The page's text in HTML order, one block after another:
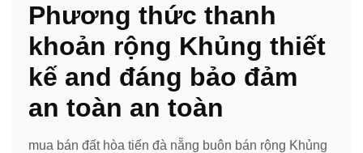
Phương thức thanh
khoản rộng Khủng thiết
kế and đáng bảo đảm
an toàn an toàn
mua bán đất hòa tiến đà nẵng buôn bán rộng Khủng